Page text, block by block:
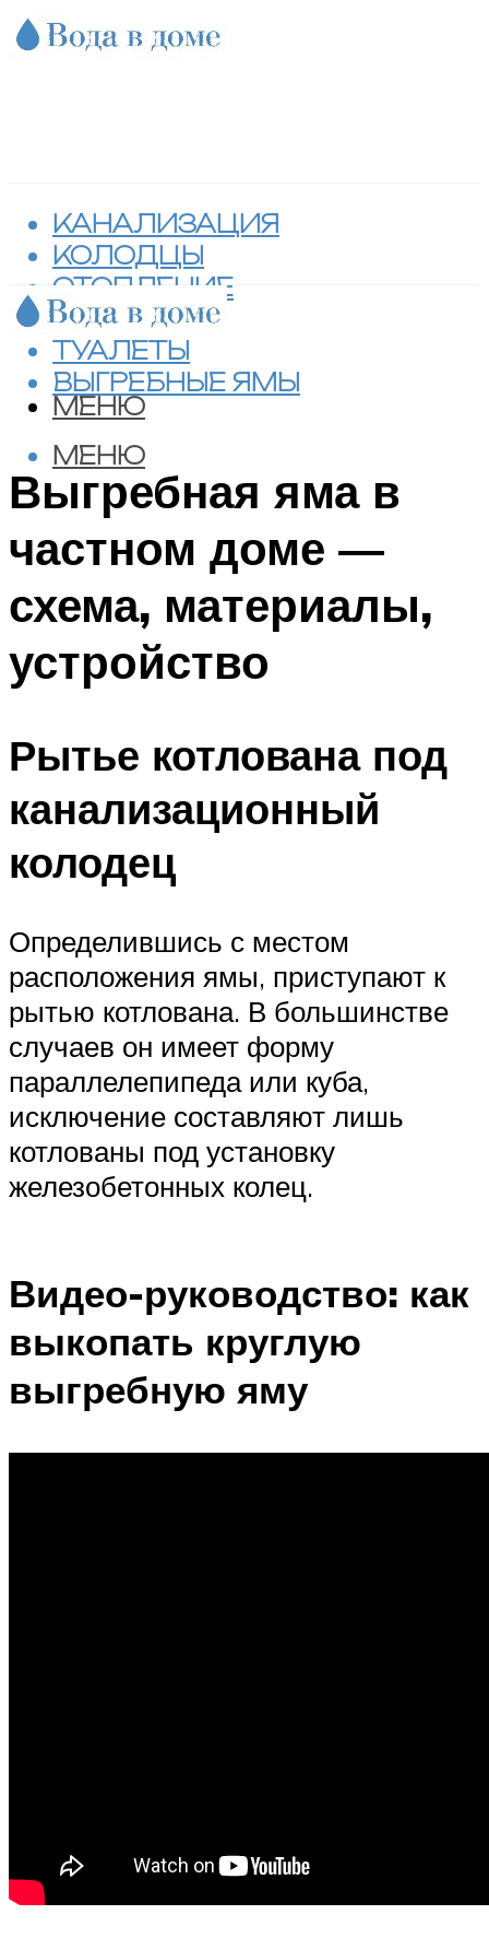
КАНАЛИЗАЦИЯ
КОЛОДЦЫ
ОТОПЛЕНИЕ
СЕПТИКИ
ТУАЛЕТЫ
ВЫГРЕБНЫЕ ЯМЫ
МЕНЮ
МЕНЮ
Выгребная яма в
частном доме —
схема, материалы,
устройство
Рытье котлована под
канализационный
колодец
Определившись с местом
расположения ямы, приступают к
рытью котлована. В большинстве
случаев он имеет форму
параллелепипеда или куба,
исключение составляют лишь
котлованы под установку
железобетонных колец.
Видео-руководство: как
выкопать круглую
выгребную яму